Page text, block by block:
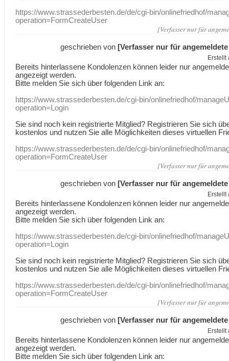
https://www.strassederbesten.de/de/cgi-bin/onlinefriedhof/
operation=FormCreateUser
[Verfasser nur für
geschrieben von [Verfasser nur für
Erstellt
Bereits hinterlassene Kondolenzen können leider nur
angezeigt werden.
Bitte melden Sie sich über folgenden Link an:
https://www.strassederbesten.de/cgi-bin/onlinefriedhof/
operation=Login
Sie sind noch kein registrierte Mitglied? Registrieren Sie sich
kostenlos und nutzen Sie alle Möglichkeiten dieses virtuellen
https://www.strassederbesten.de/de/cgi-bin/onlinefriedhof/
operation=FormCreateUser
[Verfasser nur für
geschrieben von [Verfasser nur für
Erstellt
Bereits hinterlassene Kondolenzen können leider nur
angezeigt werden.
Bitte melden Sie sich über folgenden Link an:
https://www.strassederbesten.de/cgi-bin/onlinefriedhof/
operation=Login
Sie sind noch kein registrierte Mitglied? Registrieren Sie sich
kostenlos und nutzen Sie alle Möglichkeiten dieses virtuellen
https://www.strassederbesten.de/de/cgi-bin/onlinefriedhof/
operation=FormCreateUser
[Verfasser nur für
geschrieben von [Verfasser nur für
Erstellt
Bereits hinterlassene Kondolenzen können leider nur
angezeigt werden.
Bitte melden Sie sich über folgenden Link an: